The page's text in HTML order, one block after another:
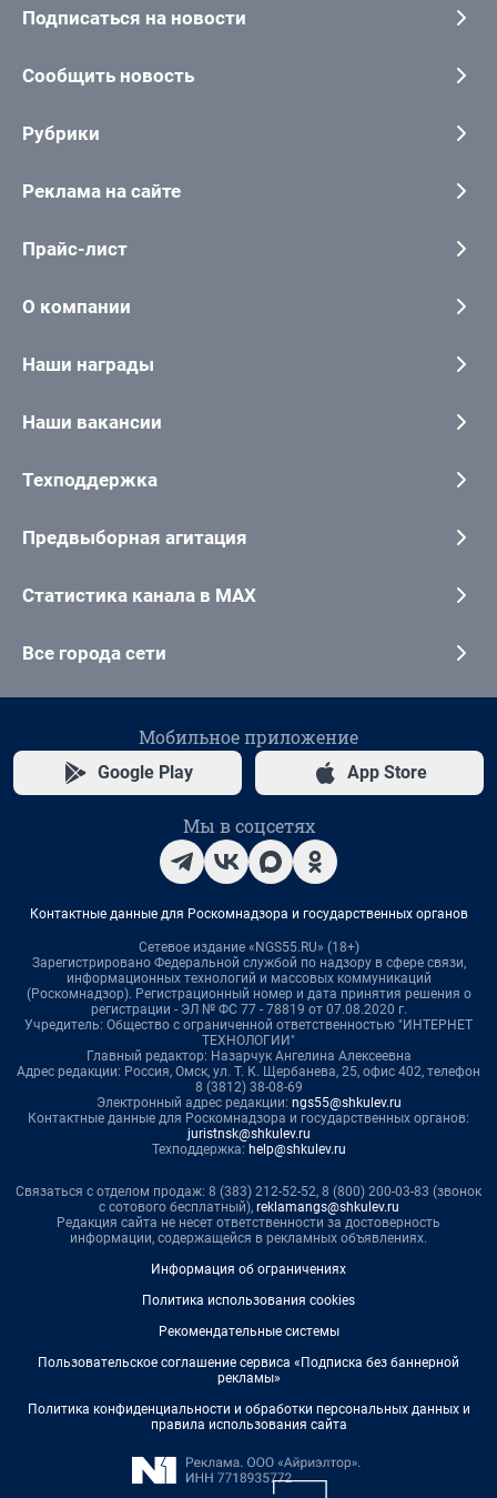
Подписаться на новости
Сообщить новость
Рубрики
Реклама на сайте
Прайс-лист
О компании
Наши награды
Наши вакансии
Техподдержка
Предвыборная агитация
Статистика канала в MAX
Все города сети
Мобильное приложение
Google Play App Store
Мы в соцсетях
Контактные данные для Роскомнадзора и государственных органов
Сетевое издание «NGS55.RU» (18+)
Зарегистрировано Федеральной службой по надзору в сфере связи,
информационных технологий и массовых коммуникаций
(Роскомнадзор). Регистрационный номер и дата принятия решения о
регистрации - ЭЛ № ФС 77 - 78819 от 07.08.2020 г.
Учредитель: Общество с ограниченной ответственностью "ИНТЕРНЕТ
ТЕХНОЛОГИИ"
Главный редактор: Назарчук Ангелина Алексеевна
Адрес редакции: Россия, Омск, ул. Т. К. Щербанева, 25, офис 402, телефон
8 (3812) 38-08-69
Электронный адрес редакции: ngs55@shkulev.ru
Контактные данные для Роскомнадзора и государственных органов:
juristnsk@shkulev.ru
Техподдержка: help@shkulev.ru
Связаться с отделом продаж: 8 (383) 212-52-52, 8 (800) 200-03-83 (звонок
с сотового бесплатный), reklamangs@shkulev.ru
Редакция сайта не несет ответственности за достоверность
информации, содержащейся в рекламных объявлениях.
Информация об ограничениях
Политика использования cookies
Рекомендательные системы
Пользовательское соглашение сервиса «Подписка без баннерной
рекламы»
Политика конфиденциальности и обработки персональных данных и
правила использования сайта